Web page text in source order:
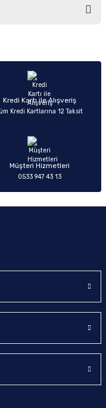
kullanarak tarafımıza
yapın!
Kredi Kartı ile Alışveriş
Kredi Kartlarına 12 Taksit
Müşteri Hizmetleri
0533 947 43 13